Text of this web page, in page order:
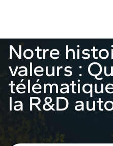
Notre
valeurs :
la R&D